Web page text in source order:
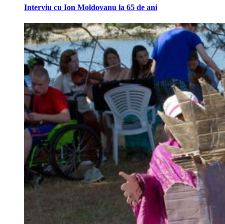
Interviu cu Ion Moldovanu la 65 de ani